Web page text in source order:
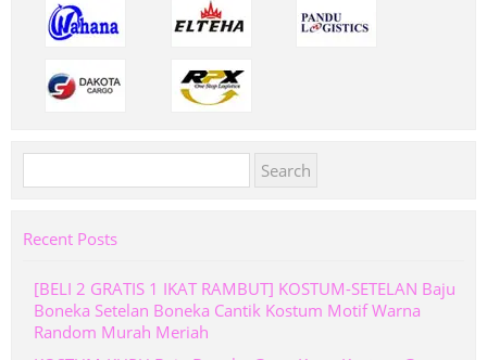
for:
Recent Posts
[BELI 2 GRATIS 1 IKAT RAMBUT] KOSTUM-SETELAN Baju
Boneka Setelan Boneka Cantik Kostum Motif Warna
Random Murah Meriah